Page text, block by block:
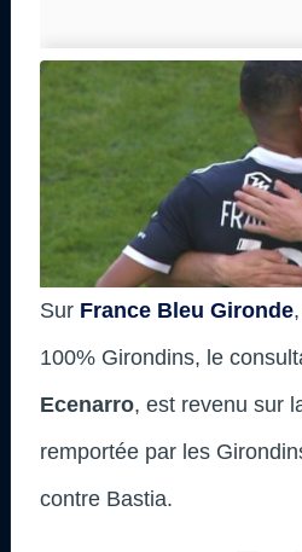
Sur France Bleu Gironde
100% Girondins, le
Ecenarro, est revenu sur
remportée par les
contre Bastia.